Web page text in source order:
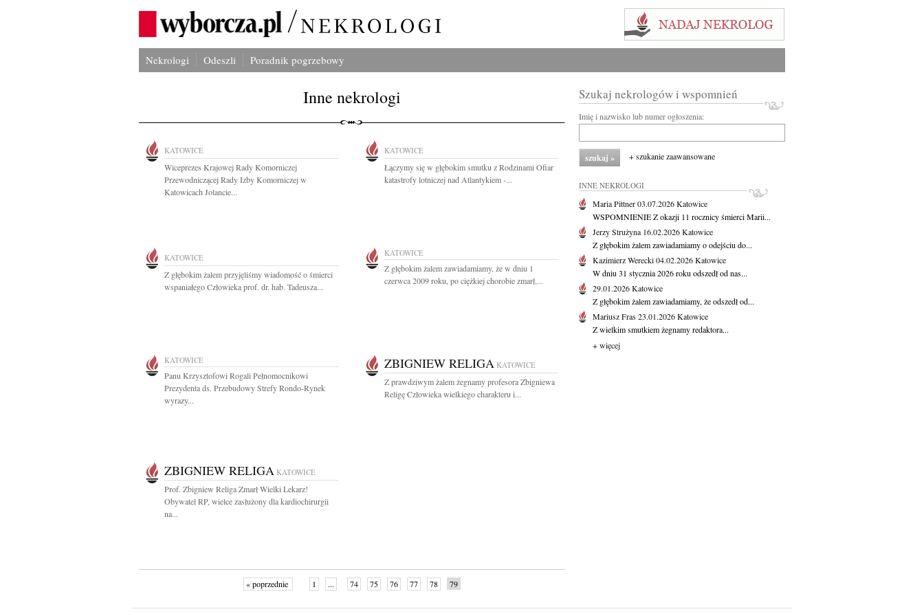
Nekrologi Odeszli Poradnik pogrzebowy
Inne nekrologi
KATOWICE
Wiceprezes Krajowej Rady Komorniczej
Przewodniczącej Rady Izby Komorniczej w
Katowicach Jolancie...
KATOWICE
Łączymy się w głębokim smutku z Rodzinami Ofiar
katastrofy lotniczej nad Atlantykiem -...
KATOWICE
Z głębokim żalem przyjęliśmy wiadomość o śmierci
wspaniałego Człowieka prof. dr. hab. Tadeusza...
KATOWICE
Z głębokim żalem zawiadamiamy, że w dniu 1
czerwca 2009 roku, po ciężkiej chorobie zmarł,...
KATOWICE
Panu Krzysztofowi Rogali Pełnomocnikowi
Prezydenta ds. Przebudowy Strefy Rondo-Rynek
wyrazy...
ZBIGNIEW RELIGA KATOWICE
Z prawdziwym żalem żegnamy profesora Zbigniewa
Religę Człowieka wielkiego charakteru i...
ZBIGNIEW RELIGA KATOWICE
Prof. Zbigniew Religa Zmarł Wielki Lekarz!
Obywatel RP, wielce zasłużony dla kardiochirurgii
na...
« poprzednie 1 ... 74 75 76 77 78 79
Szukaj nekrologów i wspomnień
Imię i nazwisko lub numer ogłoszenia:
+ szukanie zaawansowane
INNE NEKROLOGI
Maria Pittner03.07.2026Katowice
WSPOMNIENIE Z okazji 11 rocznicy śmierci Marii...
Jerzy Strużyna 16.02.2026Katowice
Z głębokim żalem zawiadamiamy o odejściu do...
Kazimierz Werecki04.02.2026Katowice
W dniu 31 stycznia 2026 roku odszedł od nas...
29.01.2026Katowice
Z głębokim żalem zawiadamiamy, że odszedł od...
Mariusz Fras23.01.2026Katowice
Z wielkim smutkiem żegnamy redaktora...
+ więcej